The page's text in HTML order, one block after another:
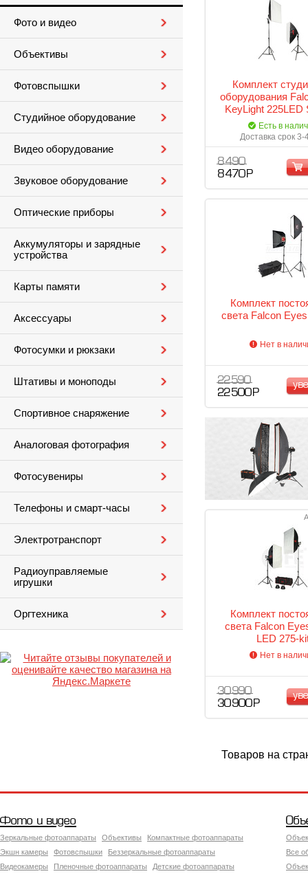
Фото и видео
Объективы
Фотовспышки
Студийное оборудование
Видео оборудование
Звуковое оборудование
Оптические приборы
Аккумуляторы и зарядные
устройства
Карты памяти
Аксессуары
Фотосумки и рюкзаки
Штативы и моноподы
Спортивное снаряжение
Аналоговая фотография
Фотосувениры
Телефоны и смарт-часы
Электротранспорт
Радиоуправляемые
игрушки
Оргтехника
Комплект
оборудования
KeyLight 225LED
KIT
Есть в
Доставка срок 3-
8 490
8 470 Р
Комплект
света Falcon
Нет в
22 590
22 500 Р
Комплект
света Falcon
LED 275-
Нет в
30 990
30 900 Р
Товаров на
Фото и видео
Зеркальные фотоаппараты Объективы
Компактные фотоаппараты
Экшн камеры
Фотовспышки
Беззеркальные фотоаппараты
Видеокамеры
Пленочные фотоаппараты
Детские фотоаппараты
Все